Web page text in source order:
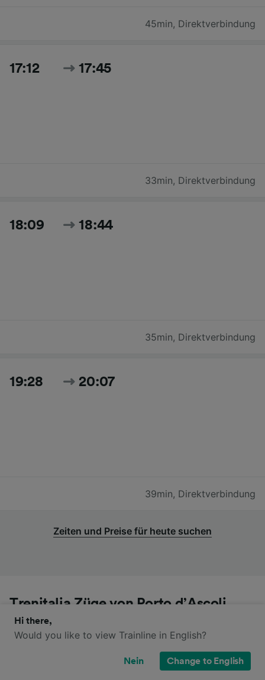
45min, Direktverbindung
17:12 17:45
33min, Direktverbindung
18:09 18:44
35min, Direktverbindung
19:28 20:07
39min, Direktverbindung
Zeiten und Preise für heute suchen
Trenitalia Züge von Porto d’Ascoli
nach Ascoli Piceno
Fahren Sie von Porto d’Ascoli nach Ascoli Piceno mit
den Zügen dieser Anbieter: Trenitalia. Bitte beachten
Hi there,
Would you like to view Trainline in English?
Nein Change to English